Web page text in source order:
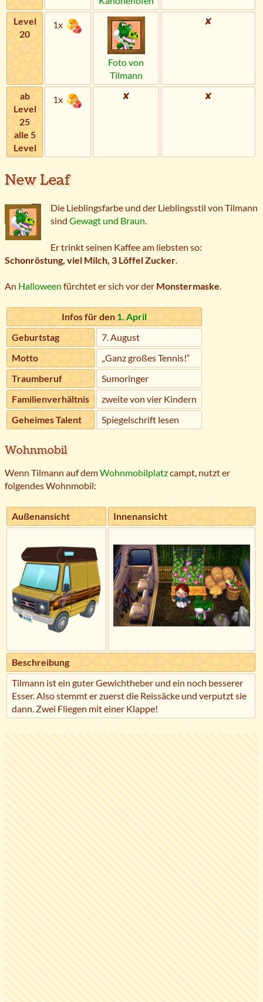
Level
20
1x
Foto von
Tilmann
✘
ab
Level
25
alle 5
Level
1x ✘ ✘
New Leaf
Die Lieblingsfarbe und der Lieblingsstil von Tilmann
sind Gewagt und Braun.
Er trinkt seinen Kaffee am liebsten so:
Schonröstung, viel Milch, 3 Löffel Zucker
An Halloween fürchtet er sich vor der Monstermaske.
Infos für den 1. April
Geburtstag
7. August
Motto
„Ganz großes Tennis!“
Traumberuf
Sumoringer
Familienverhältnis
zweite von vier Kindern
Geheimes Talent
Spiegelschrift lesen
Wohnmobil
Wenn Tilmann auf demWohnmobilplatzcampt, nutzt er
folgendes Wohnmobil:
Außenansicht Innenansicht
Beschreibung
Tilmann ist ein guter Gewichtheber und ein noch besserer
Esser. Also stemmt er zuerst die Reissäcke und verputzt sie
dann. Zwei Fliegen mit einer Klappe!